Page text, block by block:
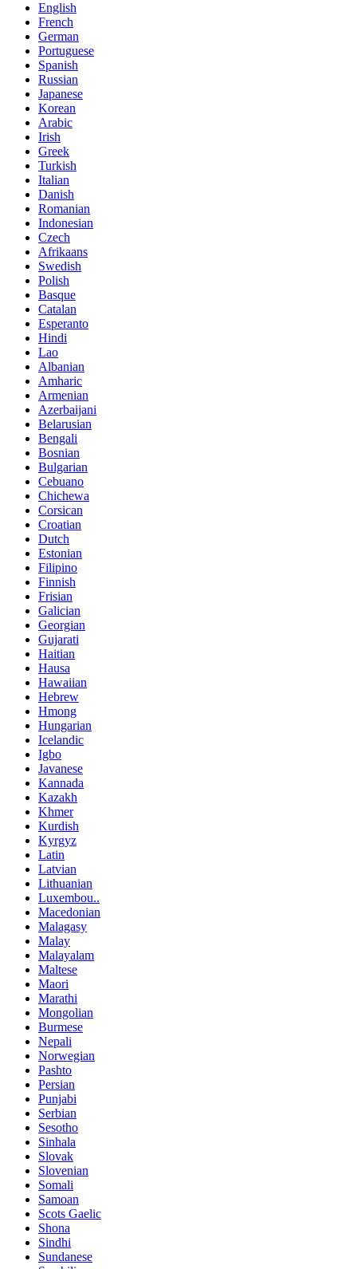
English
French
German
Portuguese
Spanish
Russian
Japanese
Korean
Arabic
Irish
Greek
Turkish
Italian
Danish
Romanian
Indonesian
Czech
Afrikaans
Swedish
Polish
Basque
Catalan
Esperanto
Hindi
Lao
Albanian
Amharic
Armenian
Azerbaijani
Belarusian
Bengali
Bosnian
Bulgarian
Cebuano
Chichewa
Corsican
Croatian
Dutch
Estonian
Filipino
Finnish
Frisian
Galician
Georgian
Gujarati
Haitian
Hausa
Hawaiian
Hebrew
Hmong
Hungarian
Icelandic
Igbo
Javanese
Kannada
Kazakh
Khmer
Kurdish
Kyrgyz
Latin
Latvian
Lithuanian
Luxembou..
Macedonian
Malagasy
Malay
Malayalam
Maltese
Maori
Marathi
Mongolian
Burmese
Nepali
Norwegian
Pashto
Persian
Punjabi
Serbian
Sesotho
Sinhala
Slovak
Slovenian
Somali
Samoan
Scots Gaelic
Shona
Sindhi
Sundanese